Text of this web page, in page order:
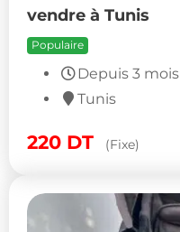
vendre à Tunis
Populaire
Depuis 3 mois
Tunis
220 DT (Fixe)